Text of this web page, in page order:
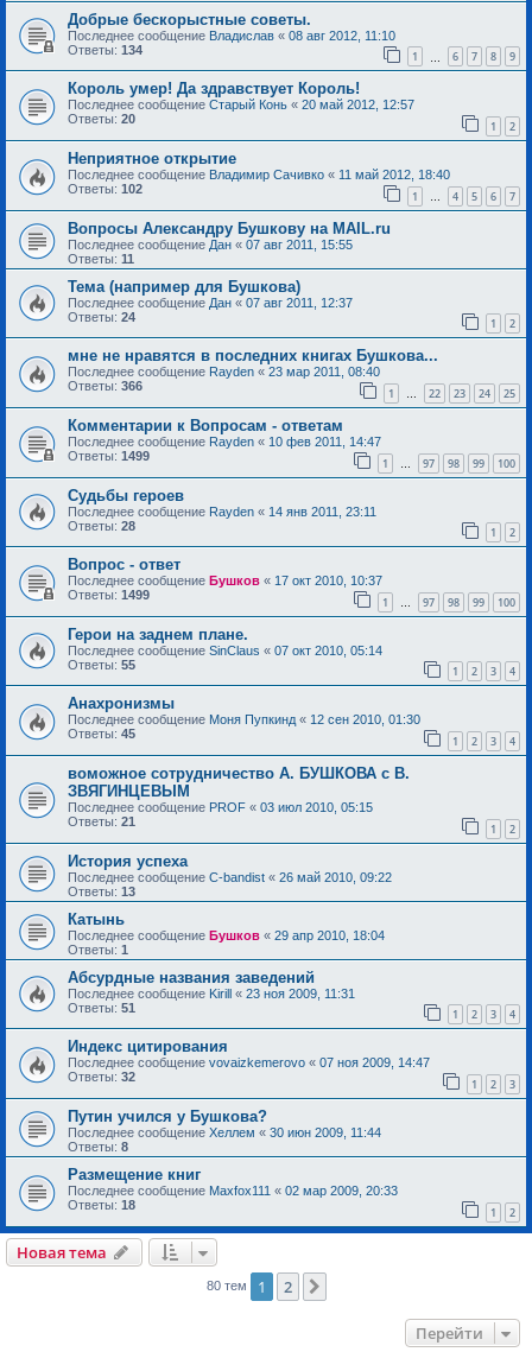
Добрые бескорыстные советы.
Последнее сообщение Владислав « 08 авг 2012, 11:10
Ответы: 134 1 6 7 8 9
Король умер! Да здравствует Король!
Последнее сообщение Старый Конь « 20 май 2012, 12:57
Ответы: 20 1 2
Неприятное открытие
Последнее сообщение Владимир Сачивко « 11 май 2012, 18:40
Ответы: 102 1 … 4 5 6 7
Вопросы Александру Бушкову на MAIL.ru
Последнее сообщение Дан « 07 авг 2011, 15:55
Ответы: 11
Тема (например для Бушкова)
Последнее сообщение Дан « 07 авг 2011, 12:37
Ответы: 24 1 2
мне не нравятся в последних книгах Бушкова...
Последнее сообщение Rayden « 23 мар 2011, 08:40
Ответы: 366 1 … 22 23 24 25
Комментарии к Вопросам - ответам
Последнее сообщение Rayden « 10 фев 2011, 14:47
Ответы: 1499 1 97 98 99 100
Судьбы героев
Последнее сообщение Rayden « 14 янв 2011, 23:11
Ответы: 28 1 2
Вопрос - ответ
Последнее сообщение Бушков « 17 окт 2010, 10:37
Ответы: 1499 1 … 97 98 99 100
Герои на заднем плане.
Последнее сообщение SinClaus « 07 окт 2010, 05:14
Ответы: 55 1 2 3 4
Анахронизмы
Последнее сообщение Моня Пупкинд« 12 сен 2010, 01:30
Ответы: 45 1 2 3 4
воможное сотрудничество А. БУШКОВА с В.
ЗВЯГИНЦЕВЫМ
Последнее сообщение PROF « 03 июл 2010, 05:15
Ответы: 21 1 2
История успеха
Последнее сообщение C-bandist « 26 май 2010, 09:22
Ответы: 13
Катынь
Последнее сообщение Бушков « 29 апр 2010, 18:04
Ответы: 1
Абсурдные названия заведений
Последнее сообщение Kirill « 23 ноя 2009, 11:31
Ответы: 51 1 2 3 4
Индекс цитирования
Последнее сообщение vovaizkemerovo « 07 ноя 2009, 14:47
Ответы: 32 1 2 3
Путин учился у Бушкова?
Последнее сообщение Хеллем « 30 июн 2009, 11:44
Ответы: 8
Размещение книг
Последнее сообщение Maxfox111 « 02 мар 2009, 20:33
Ответы: 18 1 2
Новая тема
80 тем 1 2
Перейти